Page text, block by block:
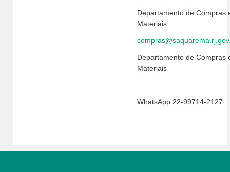
Departamento de Compras
Materiais
Departamento de Compras
Materiais
WhatsApp 22-99714-2127